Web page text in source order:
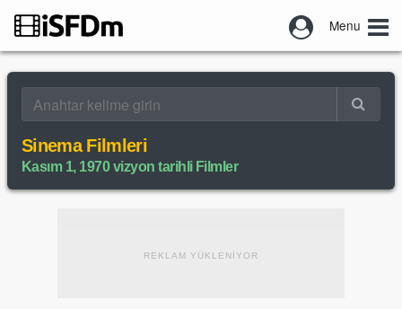
Menu
Sinema Filmleri
Kasım 1, 1970 vizyon tarihli Filmler
REKLAM YÜKLENİYOR